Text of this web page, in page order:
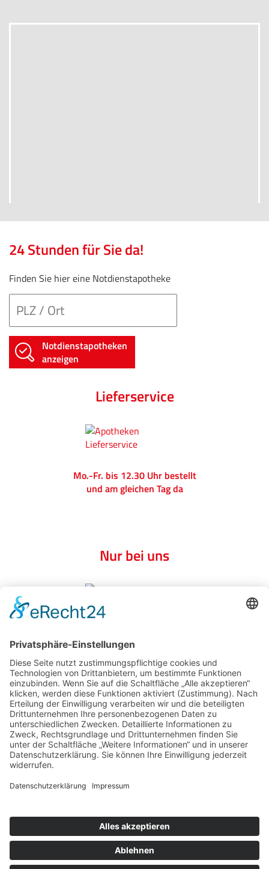
24 Stunden für Sie da!
Finden Sie hier eine Notdienstapotheke
Notdienstapotheken
anzeigen
Lieferservice
Mo.-Fr. bis 12.30 Uhr bestellt
und am gleichen Tag da
Nur bei uns
aus dem Hause Dr. Kesselmeier
Services
Ernährung und mehr
APOTHEKE SCHÖNE AUSSICHT
APOTHEKE AM LICHTENTURM
DOM APOTHEKE AM THEATER APOTHEKE AUF DER LIETH